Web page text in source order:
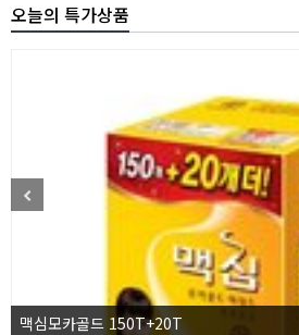
오늘의 특가상품
맥심모카골드 150T+20T